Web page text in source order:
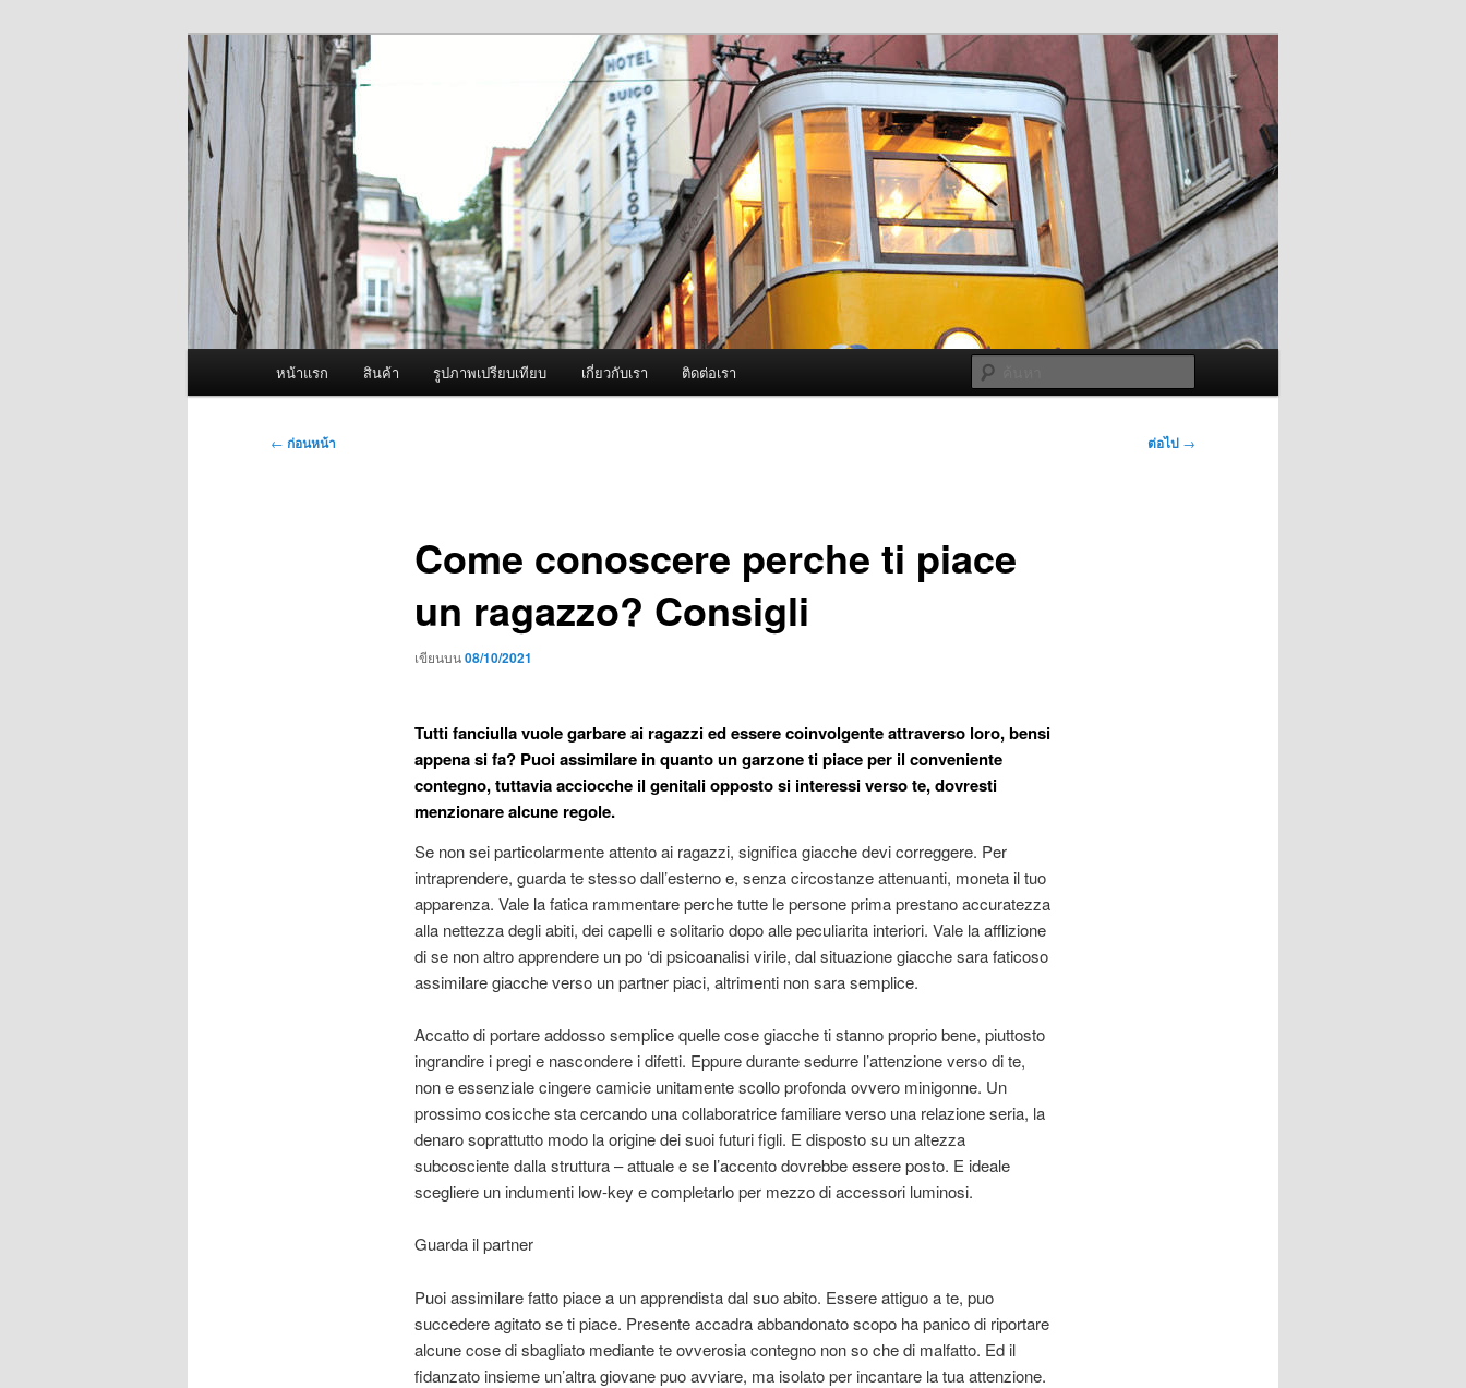
ผู้นำเข้าเครื่องพ่นหมอกควัน Best Fogger /
Fogger One และ อะไหล่
จำหน่ายเครื่องพ่นหมอกควัน คุณภาพดี บริการด้วยความจริงใจ
หน้าแรก สินค้า รูปภาพเปรียบเทียบ เกี่ยวกับเรา ติดต่อเรา
เมนู
← ก่อนหน้า ต่อไป →
Come conoscere perche ti piace
un ragazzo? Consigli
เขียนบน08/10/2021
Tutti fanciulla vuole garbare ai ragazzi ed essere coinvolgente attraverso loro, bensi
appena si fa? Puoi assimilare in quanto un garzone ti piace per il conveniente
contegno, tuttavia acciocche il genitali opposto si interessi verso te, dovresti
menzionare alcune regole.
Se non sei particolarmente attento ai ragazzi, significa giacche devi correggere. Per
intraprendere, guarda te stesso dall’esterno e, senza circostanze attenuanti, moneta il tuo
apparenza. Vale la fatica rammentare perche tutte le persone prima prestano accuratezza
alla nettezza degli abiti, dei capelli e solitario dopo alle peculiarita interiori. Vale la afflizione
di se non altro apprendere un po ‘di psicoanalisi virile, dal situazione giacche sara faticoso
assimilare giacche verso un partner piaci, altrimenti non sara semplice.
Accatto di portare addosso semplice quelle cose giacche ti stanno proprio bene, piuttosto
ingrandire i pregi e nascondere i difetti. Eppure durante sedurre l’attenzione verso di te,
non e essenziale cingere camicie unitamente scollo profonda ovvero minigonne. Un
prossimo cosicche sta cercando una collaboratrice familiare verso una relazione seria, la
denaro soprattutto modo la origine dei suoi futuri figli. E disposto su un altezza
subcosciente dalla struttura – attuale e se l’accento dovrebbe essere posto. E ideale
scegliere un indumenti low-key e completarlo per mezzo di accessori luminosi.
Guarda il partner
Puoi assimilare fatto piace a un apprendista dal suo abito. Essere attiguo a te, puo
succedere agitato se ti piace. Presente accadra abbandonato scopo ha panico di riportare
alcune cose di sbagliato mediante te ovverosia contegno non so che di malfatto. Ed il
fidanzato insieme un’altra giovane puo avviare, ma isolato per incantare la tua attenzione.